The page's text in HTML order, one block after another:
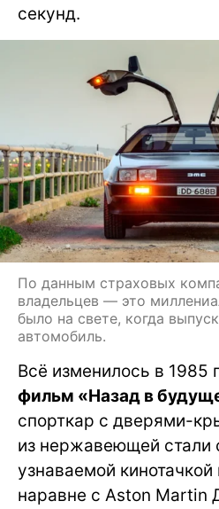
секунд.
По данным страховых
владельцев — это
было на свете, когда
автомобиль.
Всё изменилось в 1985
фильм «Назад в
спорткар с дверями-
из нержавеющей стали
узнаваемой
наравне с Aston